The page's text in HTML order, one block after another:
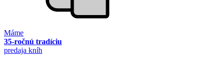
Máme
35-ročnú tradíciu
predaja kníh